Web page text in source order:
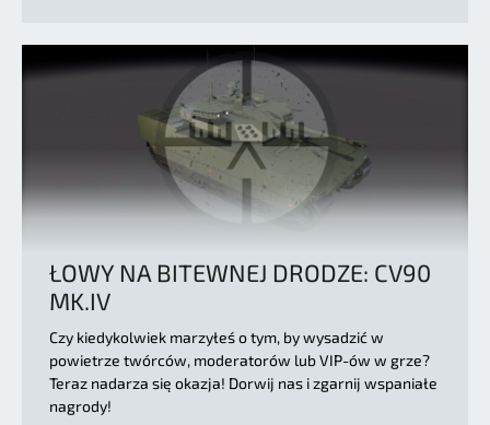
ŁOWY NA BITEWNEJ DRODZE: CV90
MK.IV
Czy kiedykolwiek marzyłeś o tym, by wysadzić w
powietrze twórców, moderatorów lub VIP-ów w grze?
Teraz nadarza się okazja! Dorwij nas i zgarnij wspaniałe
nagrody!